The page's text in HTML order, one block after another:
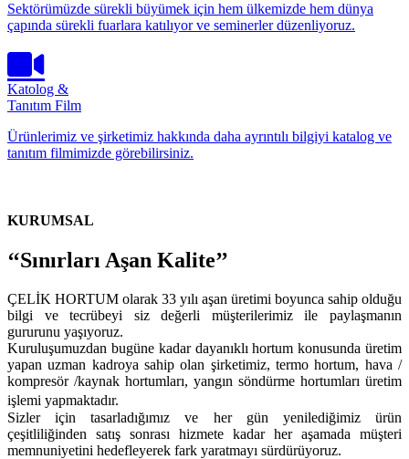
Sektörümüzde sürekli büyümek için hem ülkemizde hem dünya
çapında sürekli fuarlara katılıyor ve seminerler düzenliyoruz.
Katolog &
Tanıtım Film
Ürünlerimiz ve şirketimiz hakkında daha ayrıntılı bilgiyi katalog ve
tanıtım filmimizde görebilirsiniz.
KURUMSAL
‘‘Sınırları Aşan Kalite’’
ÇELİK HORTUM olarak 33 yılı aşan üretimi boyunca sahip olduğu
bilgi ve tecrübeyi siz değerli müşterilerimiz ile paylaşmanın
gururunu yaşıyoruz.
Kuruluşumuzdan bugüne kadar dayanıklı hortum konusunda üretim
yapan uzman kadroya sahip olan şirketimiz, termo hortum, hava /
kompresör /kaynak hortumları, yangın söndürme hortumları üretim
işlemi yapmaktadır.
Sizler için tasarladığımız ve her gün yenilediğimiz ürün
çeşitliliğinden satış sonrası hizmete kadar her aşamada müşteri
memnuniyetini hedefleyerek fark yaratmayı sürdürüyoruz.